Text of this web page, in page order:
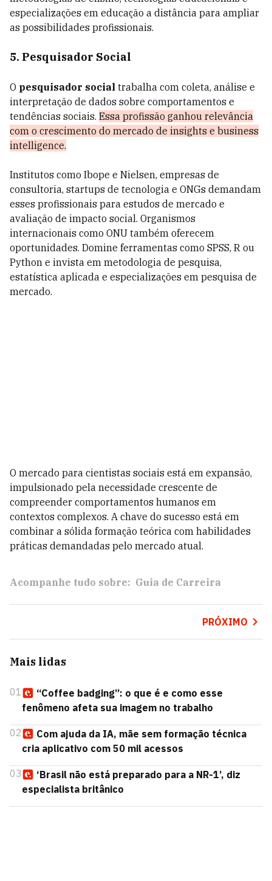
especializações em educação a distância para ampliar
as possibilidades profissionais.
5. Pesquisador Social
O pesquisador social trabalha com coleta, análise e
interpretação de dados sobre comportamentos e
tendências sociais. Essa profissão ganhou relevância
com o crescimento do mercado de insights e business
intelligence.
Institutos como Ibope e Nielsen, empresas de
consultoria, startups de tecnologia e ONGs demandam
esses profissionais para estudos de mercado e
avaliação de impacto social. Organismos
internacionais como ONU também oferecem
oportunidades. Domine ferramentas como SPSS, R ou
Python e invista em metodologia de pesquisa,
estatística aplicada e especializações em pesquisa de
mercado.
O mercado para cientistas sociais está em expansão,
impulsionado pela necessidade crescente de
compreender comportamentos humanos em
contextos complexos. A chave do sucesso está em
combinar a sólida formação teórica com habilidades
práticas demandadas pelo mercado atual.
Acompanhe tudo sobre: Guia de Carreira
PRÓXIMO
Mais lidas
01
“Coffee badging”: o que é e como esse
fenômeno afeta sua imagem no trabalho
02
Com ajuda da IA, mãe sem formação técnica
cria aplicativo com 50 mil acessos
03
‘Brasil não está preparado para a NR-1’, diz
especialista britânico